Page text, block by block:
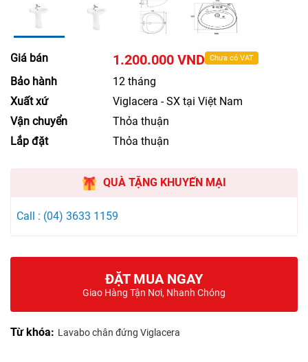
Giá bán 1.200.000 VND Chưa có VAT
Bảo hành
12 tháng
Xuất xứ
Viglacera - SX tại Việt Nam
Vận chuyển
Thỏa thuận
Lắp đặt
Thỏa thuận
QUÀ TẶNG KHUYẾN MẠI
Call : (04) 3633 1159
ĐẶT MUA NGAY
Giao Hàng Tận Nơi, Nhanh Chóng
Từ khóa: Lavabo chân đứng Viglacera